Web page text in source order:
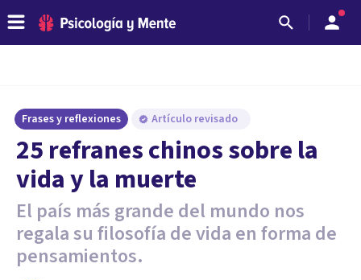
Frases y reflexiones Artículo revisado
25 refranes chinos sobre la
vida y la muerte
El país más grande del mundo nos
regala su filosofía de vida en forma de
pensamientos.